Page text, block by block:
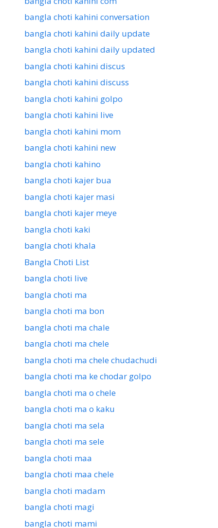
bangla choti kahini conversation
bangla choti kahini daily update
bangla choti kahini daily updated
bangla choti kahini discus
bangla choti kahini discuss
bangla choti kahini golpo
bangla choti kahini live
bangla choti kahini mom
bangla choti kahini new
bangla choti kahino
bangla choti kajer bua
bangla choti kajer masi
bangla choti kajer meye
bangla choti kaki
bangla choti khala
Bangla Choti List
bangla choti live
bangla choti ma
bangla choti ma bon
bangla choti ma chale
bangla choti ma chele
bangla choti ma chele chudachudi
bangla choti ma ke chodar golpo
bangla choti ma o chele
bangla choti ma o kaku
bangla choti ma sela
bangla choti ma sele
bangla choti maa
bangla choti maa chele
bangla choti madam
bangla choti magi
bangla choti mami